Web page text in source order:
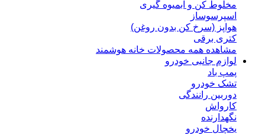
مخلوط کن و آبمیوه گیری
اسپرسوساز
هواپز (سرخ کن بدون روغن)
کتری برقی
مشاهده همه محصولات خانه هوشمند
لوازم جانبی خودرو
پمپ باد
تشک خودرو
دوربین رانندگی
کارواش
نگهدارنده
یخچال خودرو